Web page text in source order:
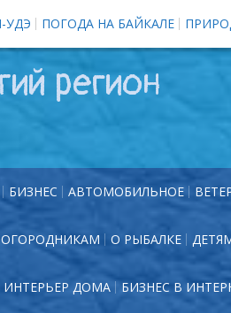
УДЭ ПОГОДА НА БАЙКАЛЕ
регион
БИЗНЕС АВТОМОБИЛЬНОЕ
О РЫБАЛКЕ
ИНТЕРЬЕР ДОМА БИЗНЕС В